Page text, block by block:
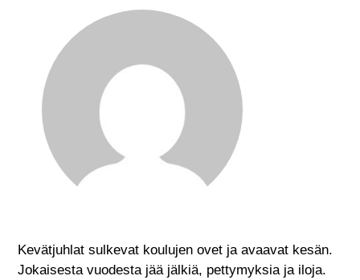
Kevätjuhlat sulkevat koulujen ovet ja avaavat kesän.
Jokaisesta vuodesta jää jälkiä, pettymyksia ja iloja.